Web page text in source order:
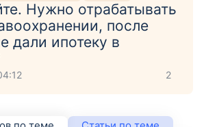
Нужно отрабатывать
после
дали ипотеку в
2